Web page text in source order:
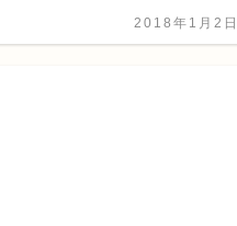
2018年1月2日